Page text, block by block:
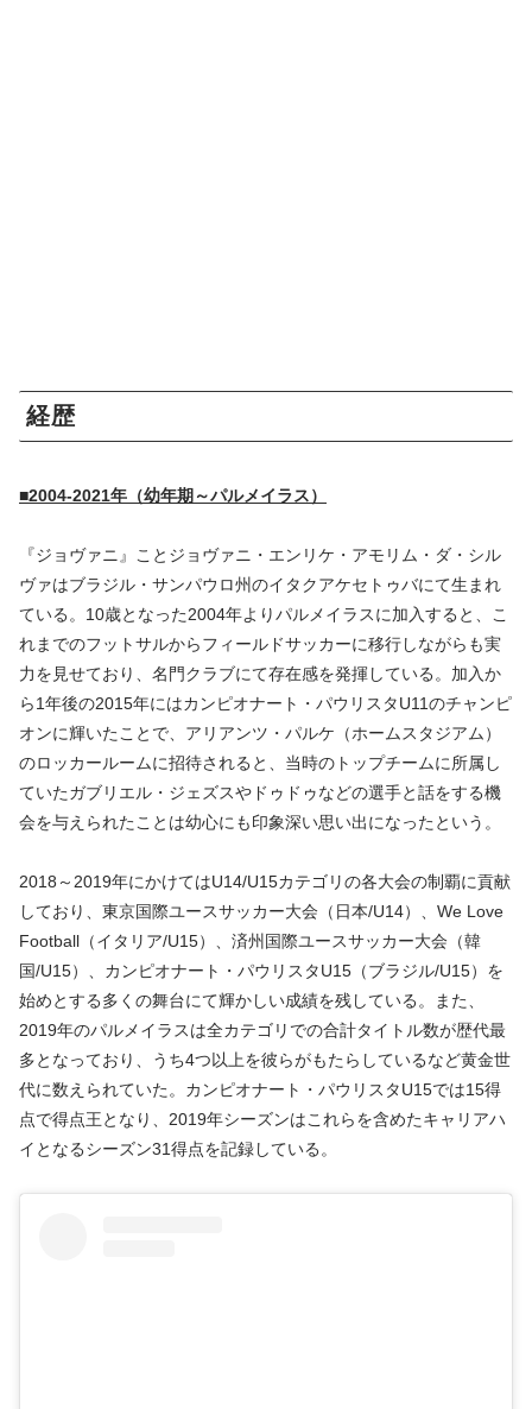
経歴
■2004-2021年（幼年期～パルメイラス）
『ジョヴァニ』ことジョヴァニ・エンリケ・アモリム・ダ・シル
ヴァはブラジル・サンパウロ州のイタクアケセトゥバにて生まれ
ている。10歳となった2004年よりパルメイラスに加入すると、こ
れまでのフットサルからフィールドサッカーに移行しながらも実
力を見せており、名門クラブにて存在感を発揮している。加入か
ら1年後の2015年にはカンピオナート・パウリスタU11のチャンピ
オンに輝いたことで、アリアンツ・パルケ（ホームスタジアム）
のロッカールームに招待されると、当時のトップチームに所属し
ていたガブリエル・ジェズスやドゥドゥなどの選手と話をする機
会を与えられたことは幼心にも印象深い思い出になったという。
2018～2019年にかけてはU14/U15カテゴリの各大会の制覇に貢献
しており、東京国際ユースサッカー大会（日本/U14）、We Love
Football（イタリア/U15）、済州国際ユースサッカー大会（韓
国/U15）、カンピオナート・パウリスタU15（ブラジル/U15）を
始めとする多くの舞台にて輝かしい成績を残している。また、
2019年のパルメイラスは全カテゴリでの合計タイトル数が歴代最
多となっており、うち4つ以上を彼らがもたらしているなど黄金世
代に数えられていた。カンピオナート・パウリスタU15では15得
点で得点王となり、2019年シーズンはこれらを含めたキャリアハ
イとなるシーズン31得点を記録している。